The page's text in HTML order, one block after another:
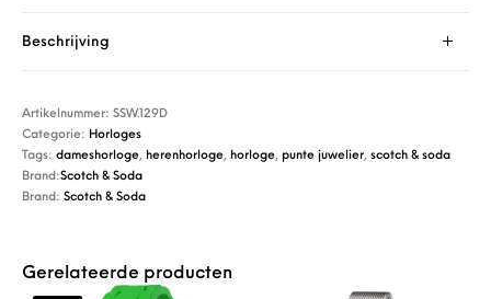
Beschrijving
Artikelnummer:SSW.129D
Categorie: Horloges
Tags:dameshorloge, herenhorloge, horloge, punte juwelier,scotch & soda
Brand:Scotch & Soda
Brand:Scotch & Soda
Gerelateerde producten